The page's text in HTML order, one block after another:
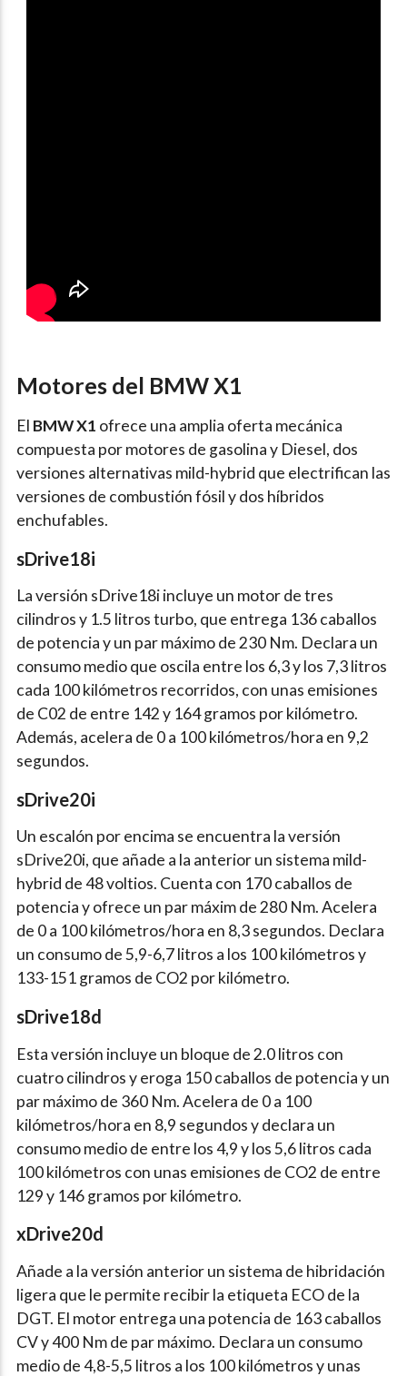
Motores del BMW X1
El BMW X1 ofrece una amplia oferta mecánica
compuesta por motores de gasolina y Diesel, dos
versiones alternativas mild-hybrid que electrifican las
versiones de combustión fósil y dos híbridos
enchufables.
sDrive18i
La versión sDrive18i incluye un motor de tres
cilindros y 1.5 litros turbo, que entrega 136 caballos
de potencia y un par máximo de 230 Nm. Declara un
consumo medio que oscila entre los 6,3 y los 7,3 litros
cada 100 kilómetros recorridos, con unas emisiones
de C02 de entre 142 y 164 gramos por kilómetro.
Además, acelera de 0 a 100 kilómetros/hora en 9,2
segundos.
sDrive20i
Un escalón por encima se encuentra la versión
sDrive20i, que añade a la anterior un sistema mild-
hybrid de 48 voltios. Cuenta con 170 caballos de
potencia y ofrece un par máxim de 280 Nm. Acelera
de 0 a 100 kilómetros/hora en 8,3 segundos. Declara
un consumo de 5,9-6,7 litros a los 100 kilómetros y
133-151 gramos de CO2 por kilómetro.
sDrive18d
Esta versión incluye un bloque de 2.0 litros con
cuatro cilindros y eroga 150 caballos de potencia y un
par máximo de 360 Nm. Acelera de 0 a 100
kilómetros/hora en 8,9 segundos y declara un
consumo medio de entre los 4,9 y los 5,6 litros cada
100 kilómetros con unas emisiones de CO2 de entre
129 y 146 gramos por kilómetro.
xDrive20d
Añade a la versión anterior un sistema de hibridación
ligera que le permite recibir la etiqueta ECO de la
DGT. El motor entrega una potencia de 163 caballos
CV y 400 Nm de par máximo. Declara un consumo
medio de 4,8-5,5 litros a los 100 kilómetros y unas